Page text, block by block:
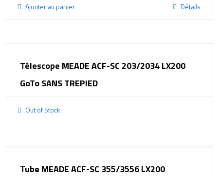
Ajouter au panier Détails
Télescope MEADE ACF-SC 203/2034 LX200
GoTo SANS TREPIED
Out of Stock
Tube MEADE ACF-SC 355/3556 LX200